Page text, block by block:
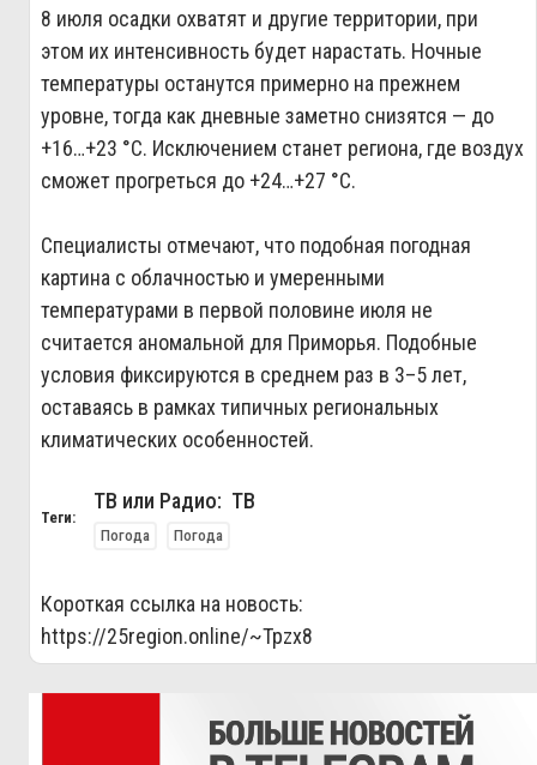
8 июля осадки охватят и другие территории, при
этом их интенсивность будет нарастать. Ночные
температуры останутся примерно на прежнем
уровне, тогда как дневные заметно снизятся — до
+16…+23 °C. Исключением станет региона, где воздух
сможет прогреться до +24…+27 °C.
Специалисты отмечают, что подобная погодная
картина с облачностью и умеренными
температурами в первой половине июля не
считается аномальной для Приморья. Подобные
условия фиксируются в среднем раз в 3–5 лет,
оставаясь в рамках типичных региональных
климатических особенностей.
Теги:
ТВ или Радио: ТВ
Погода Погода
Короткая ссылка на новость:
https://25region.online/~Tpzx8